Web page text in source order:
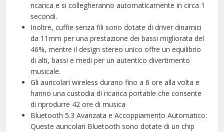
ricarica e si collegheranno automaticamente in circa 1
secondi.
Inoltre, cuffie senza fili sono dotate di driver dinamici
da 11mm per una prestazione dei bassi migliorata del
46%, mentre il design stereo unico offre un equilibrio
di alti, bassi e medi per un autentico divertimento
musicale.
Gli auricolari wireless durano fino a 6 ore alla volta e
hanno una custodia di ricarica portatile che consente
di riprodurre 42 ore di musica
Bluetooth 5.3 Avanzata e Accoppiamento Automatico:
Queste auricolari Bluetooth sono dotate di un chip